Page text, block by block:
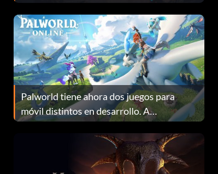
Fans Are Hopeful
Palworld tiene ahora dos juegos para
móvil distintos en desarrollo. A
continuación te explicamos por qué.